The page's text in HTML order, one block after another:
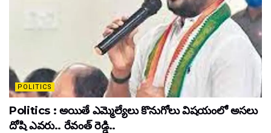
POLITICS
Politics : అయితే ఎమ్మెల్యేలు కొనుగోలు విషయంలో అసలు
దోషి ఎవరు.. రేవంత్ రెడ్డి..